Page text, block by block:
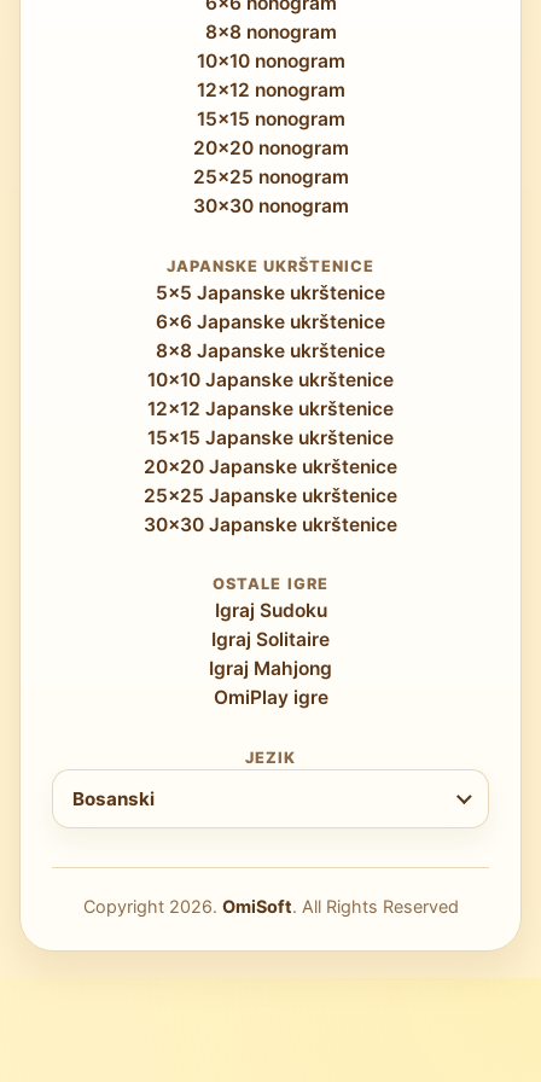
8x8 nonogram
10x10 nonogram
12x12 nonogram
15x15 nonogram
20x20 nonogram
25x25 nonogram
30x30 nonogram
JAPANSKE UKRŠTENICE
5x5 Japanske ukrštenice
6x6 Japanske ukrštenice
8x8 Japanske ukrštenice
10x10 Japanske ukrštenice
12x12 Japanske ukrštenice
15x15 Japanske ukrštenice
20x20 Japanske ukrštenice
25x25 Japanske ukrštenice
30x30 Japanske ukrštenice
OSTALE IGRE
Igraj Sudoku
Igraj Solitaire
Igraj Mahjong
OmiPlay igre
JEZIK
Odaberite jezik
Bosanski
Copyright 2026. OmiSoft. All Rights Reserved